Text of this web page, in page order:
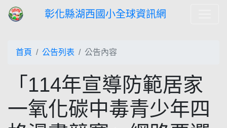
彰化縣湖西國小全球資訊網
首頁 公告列表 公告內容
「114年宣導防範居家
一氧化碳中毒青少年四